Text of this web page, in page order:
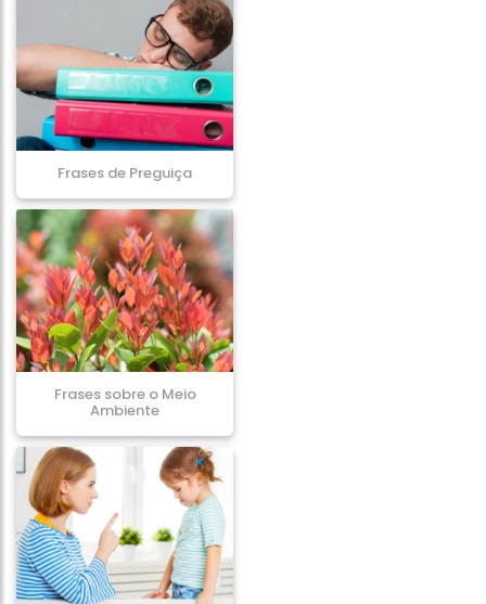
Frases de Preguiça
Frases sobre o Meio
Ambiente